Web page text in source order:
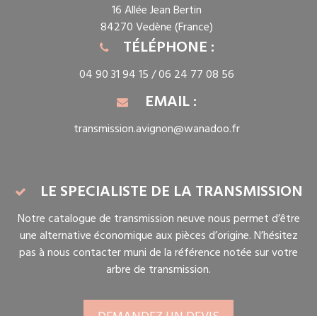
16 Allée Jean Bertin
84270 Vedène (France)
TÉLÉPHONE :
04 90 31 94 15 /06 24 77 08 56
EMAIL :
transmission.avignon@wanadoo.fr
LE SPECIALISTE DE LA TRANSMISSION
Notre catalogue de transmission neuve nous permet d’être
une alternative économique aux pièces d’origine. N’hésitez
pas à nous contacter muni de la référence notée sur votre
arbre de transmission.